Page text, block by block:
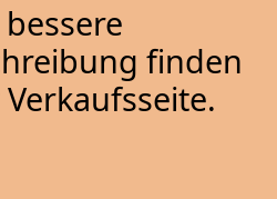
bessere
finden